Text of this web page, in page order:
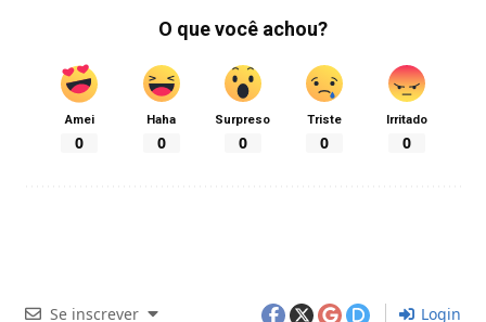
O que você achou?
Amei
0
Haha
0
Surpreso
0
Triste
0
Irritado
0
Se inscrever Login